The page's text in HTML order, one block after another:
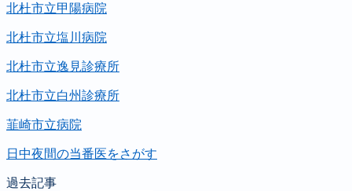
北杜市立甲陽病院
北杜市立塩川病院
北杜市立逸見診療所
北杜市立白州診療所
韮崎市立病院
日中夜間の当番医をさがす
過去記事